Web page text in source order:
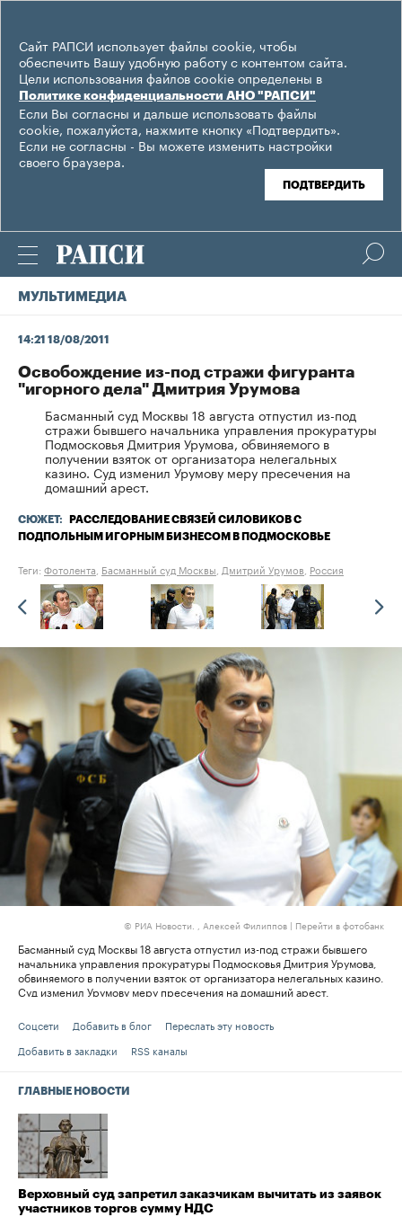
Сайт РАПСИ использует файлы cookie, чтобы
обеспечить Вашу удобную работу с контентом сайта.
Цели использования файлов cookie определены в
Политике конфиденциальности АНО "РАПСИ"
Если Вы согласны и дальше использовать файлы
cookie, пожалуйста, нажмите кнопку «Подтвердить».
Если не согласны - Вы можете изменить настройки
своего браузера.
ПОДТВЕРДИТЬ
МУЛЬТИМЕДИА
14:21 18/08/2011
Освобождение из-под стражи фигуранта
"игорного дела" Дмитрия Урумова
Басманный суд Москвы 18 августа отпустил из-под
стражи бывшего начальника управления прокуратуры
Подмосковья Дмитрия Урумова, обвиняемого в
получении взяток от организатора нелегальных
казино. Суд изменил Урумову меру пресечения на
домашний арест.
СЮЖЕТ:
РАССЛЕДОВАНИЕ СВЯЗЕЙ СИЛОВИКОВ С
ПОДПОЛЬНЫМ ИГОРНЫМ БИЗНЕСОМ В ПОДМОСКОВЬЕ
Теги: Фотолента Басманный суд Москвы Дмитрий Урумов Россия
© РИА Новости. , Алексей Филиппов | Перейти в фотобанк
Басманный суд Москвы 18 августа отпустил из-под стражи бывшего
начальника управления прокуратуры Подмосковья Дмитрия Урумова,
обвиняемого в получении взяток от организатора нелегальных казино.
Суд изменил Урумову меру пресечения на домашний арест.
Соцсети Добавить в блог
Переслать эту новость
Добавить в закладки
RSS каналы
ГЛАВНЫЕ НОВОСТИ
Верховный суд запретил заказчикам вычитать из заявок
участников торгов сумму НДС